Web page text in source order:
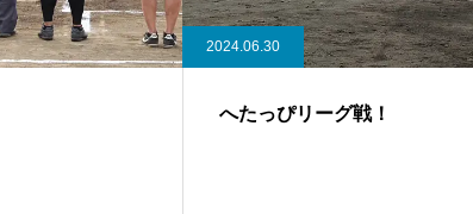
2024.06.30
へたっぴリーグ戦！